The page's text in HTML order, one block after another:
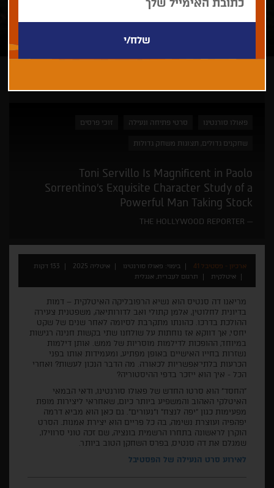
פאולו סורנטינו סרטי פתיחה ונעילה זוכי פרסים
שחקנים גדולים, תצוגות משחק גדולות
Toni Servillo Is Magnificent in Paolo
Sorrentino’s Exquisite Character Study of a
Powerful Man Taking Stock
THE HOLLYWOOD REPORTER
ארכיון - פסטיבל 41 בימוי: פאולו סורנטינו איטליה 2025
133 דקות
איטלקית
תרגום לעברית, אנגלית
מריאנו דה סנטיס הוא נשיא הרפובליקה האיטלקית – דמות
בדיונית לחלוטין, אלמן קתולי ואב לדורותיאה, משפטנית צעירה
ההולכת בדרכו. כהונתו מתקרבת לסיומה לאחר שנים של שקט
יחסי, אך דווקא אז נוחתות על שולחנו שתי בקשות חנינה רגישות
במיוחד, ההופכות לדילמות מוסריות של ממש. אותן דילמות
נשזרות בחייו האישיים באופן מפתיע, ומעמידות אותו בפני
הכרעות בלתי־אפשריות לכאורה. מה הדבר הנכון לעשות? ואחרי
הכל - איך הוא ייזכר בדפי ההיסטוריה?
"החסד" הוא סרטו החדש של פאולו סורנטינו, ודאי הבמאי
האיטלקי האהוב והמשפיע ביותר כיום, שאחראי ליצירות מופת
מפעימות כגון "יפה לנצח" ו"נעורים". גם כאן הוא מביא דרמה
יפהפיה ועוצרת נשימה, בה כל פריים הוא יצירת אמנות. הסרט
הוקרן לראשונה בתחרו הרשמית בונציה, שם זכה טוני סרווילו,
שמגלם את דה סנטיס, בפרס השחקן הטוב ביותר.
לאירוע סרט הנעילה של הפסטיבל